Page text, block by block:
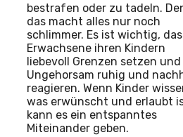
bestrafen oder zu tadeln.
das macht alles nur noch
schlimmer. Es ist wichtig,
Erwachsene ihren Kindern
liebevoll Grenzen setzen und
Ungehorsam ruhig und
reagieren. Wenn Kinder
was erwünscht und erlaubt
kann es ein entspanntes
Miteinander geben.